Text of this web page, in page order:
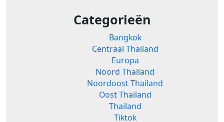
Categorieën
Bangkok
Centraal Thailand
Europa
Noord Thailand
Noordoost Thailand
Oost Thailand
Thailand
Tiktok